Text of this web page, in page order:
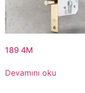
189 4M
Devamını oku